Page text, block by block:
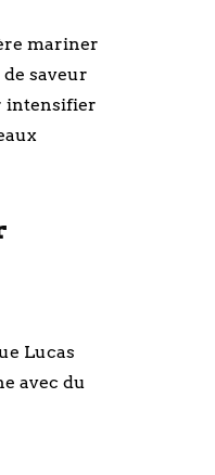
mariner
saveur
intensifier
Lucas
avec du